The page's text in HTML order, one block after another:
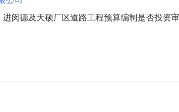
闵德及天硕厂区道路工程预算编制是否投资
程进行预算编制服务洽谈时间：3（个工作